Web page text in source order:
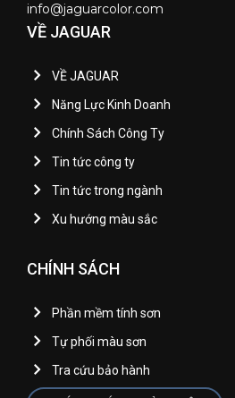
info@jaguarcolor.com
VỀ JAGUAR
VỀ JAGUAR
Năng Lực Kinh Doanh
Chính Sách Công Ty
Tin tức công ty
Tin tức trong ngành
Xu hướng màu sắc
CHÍNH SÁCH
Phần mềm tính sơn
Tự phối màu sơn
Tra cứu bảo hành